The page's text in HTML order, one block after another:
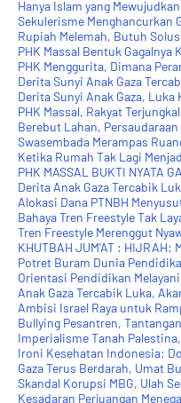
Hanya Islam yang
Sekulerisme Menghancurkan
Rupiah Melemah, Butuh
PHK Massal Bentuk
PHK Menggurita, Dimana
Derita Sunyi Anak Gaza
Derita Sunyi Anak Gaza, Luka
PHK Massal, Rakyat Terjungkal
Berebut Lahan,
Swasembada Merampas
Ketika Rumah Tak Lagi
PHK MASSAL BUKTI NYATA
Derita Anak Gaza Tercabik
Alokasi Dana PTNBH
Bahaya Tren Freestyle Tak
Tren Freestyle Merenggut
KHUTBAH JUM'AT : HIJRAH:
Potret Buram Dunia
Orientasi Pendidikan
Anak Gaza Tercabik Luka,
Ambisi Israel Raya untuk
Bullying Pesantren,
Imperialisme Tanah
Ironi Kesehatan Indonesia:
Gaza Terus Berdarah, Umat
Skandal Korupsi MBG, Ulah
Kesadaran Perjuangan